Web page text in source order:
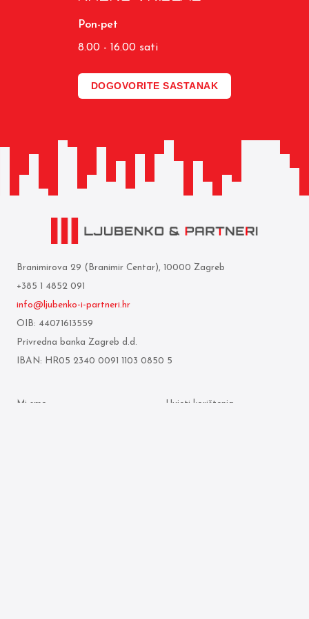
Pon-pet
8.00 - 16.00 sati
DOGOVORITE SASTANAK
Branimirova 29 (Branimir Centar), 10000 Zagreb
+385 1 4852 091
info@ljubenko-i-partneri.hr
OIB: 44071613559
Privredna banka Zagreb d.d.
IBAN: HR05 2340 0091 1103 0850 5
Mi smo Uvjeti korištenja